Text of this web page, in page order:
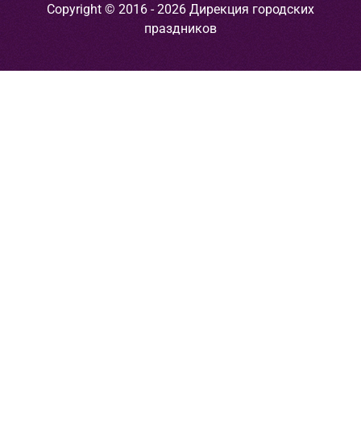
Copyright © 2016 - 2026 Дирекция городских
праздников